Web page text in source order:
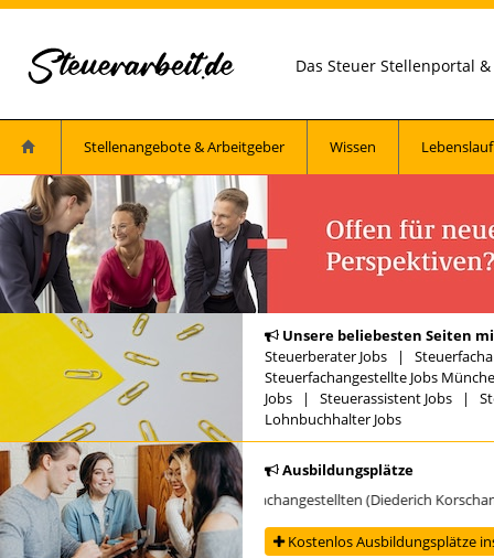
Das Steuer Stellenportal
Stellenangebote & Arbeitgeber Wissen Lebenslauf
Unsere beliebesten Seiten
Steuerberater Jobs |
Steuerfachangestellte Jobs
Jobs | Steuerassistent Jobs |
Lohnbuchhalter Jobs
Ausbildungsplätze
Ausbildung zur/zum Steuerfachangestellten (Diederich Korschan
Kostenlos Ausbildungsplätze